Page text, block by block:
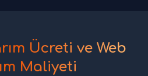
Ücreti ve Web
Maliyeti